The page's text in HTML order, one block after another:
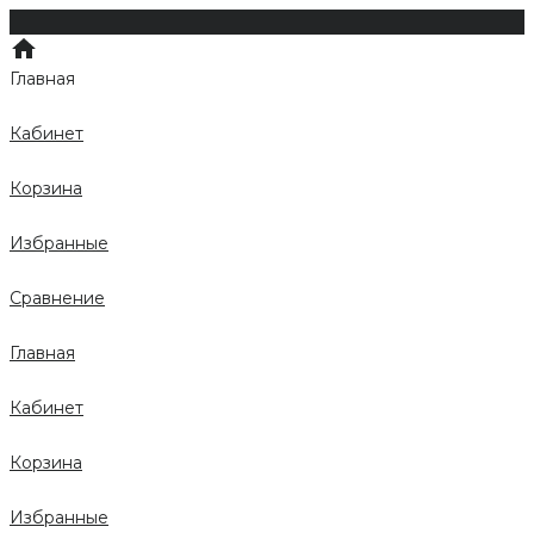
Главная
Кабинет
Корзина
Избранные
Сравнение
Главная
Кабинет
Корзина
Избранные